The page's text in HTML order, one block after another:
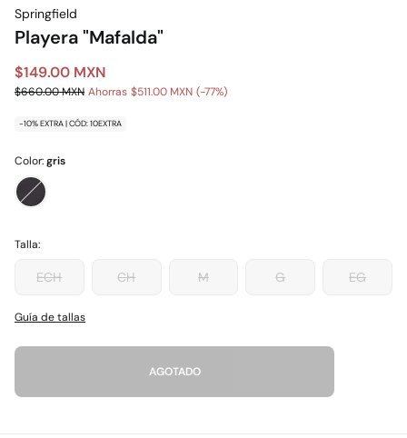
Springfield
Playera "Mafalda"
$149.00 MXN
$660.00 MXN Ahorras $511.00 MXN 77
-10% EXTRA | CÓD: 10EXTRA
Color:gris
Talla:
ECH CH M G EG
Guía de tallas
AGOTADO